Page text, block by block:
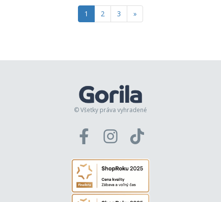
1 2 3 »
© Všetky práva vyhradené